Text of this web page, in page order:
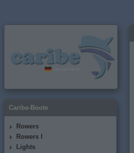
Caribe-Boote
Rowers
Rowers I
Lights